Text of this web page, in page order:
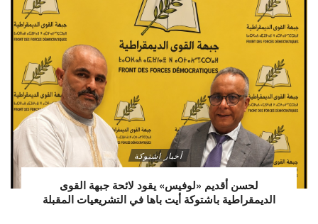
أخبار اشتوكة
لحسن أقديم «لوفيس» يقود لائحة جبهة القوى
الديمقراطية باشتوكة أيت باها في التشريعيات المقبلة